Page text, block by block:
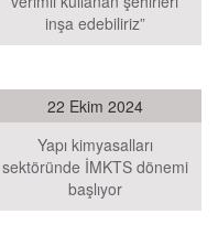
inşa edebiliriz”
22 Ekim 2024
Yapı kimyasalları
sektöründe İMKTS dönemi
başlıyor